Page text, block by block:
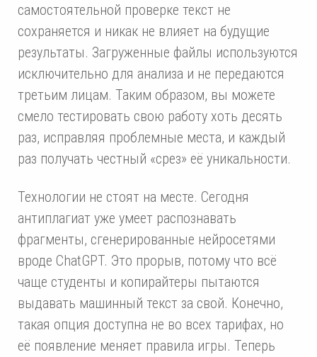
самостоятельной проверке текст не
сохраняется и никак не влияет на будущие
результаты. Загруженные файлы используются
исключительно для анализа и не передаются
третьим лицам. Таким образом, вы можете
смело тестировать свою работу хоть десять
раз, исправляя проблемные места, и каждый
раз получать честный «срез» её уникальности.
Технологии не стоят на месте. Сегодня
антиплагиат уже умеет распознавать
фрагменты, сгенерированные нейросетями
вроде ChatGPT. Это прорыв, потому что всё
чаще студенты и копирайтеры пытаются
выдавать машинный текст за свой. Конечно,
такая опция доступна не во всех тарифах, но
её появление меняет правила игры. Теперь